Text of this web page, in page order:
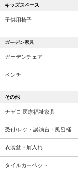
キッズスペース
子供用椅子
ガーデン家具
ガーデンチェア
ベンチ
その他
ナゼロ 医療福祉家具
受付/レジ・講演台・風呂桶
衣裳盆・屑入れ
タイルカーペット